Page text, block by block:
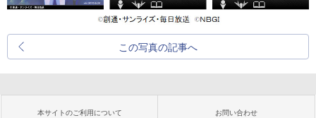
この写真の記事へ
本サイトのご利用について お問い合わせ